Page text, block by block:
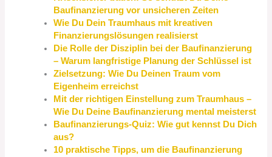
Baufinanzierung vor unsicheren Zeiten
Wie Du Dein Traumhaus mit kreativen
Finanzierungslösungen realisierst
Die Rolle der Disziplin bei der Baufinanzierung
– Warum langfristige Planung der Schlüssel ist
Zielsetzung: Wie Du Deinen Traum vom
Eigenheim erreichst
Mit der richtigen Einstellung zum Traumhaus –
Wie Du Deine Baufinanzierung mental meisterst
Baufinanzierungs-Quiz: Wie gut kennst Du Dich
aus?
10 praktische Tipps, um die Baufinanzierung